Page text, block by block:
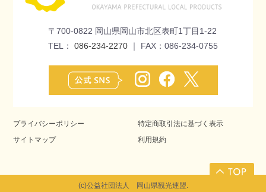
〒700-0822 岡山県岡山市北区表町1丁目1-22
TEL： 086-234-2270 ｜ FAX：086-234-0755
プライバシーポリシー
特定商取引法に基づく表示
サイトマップ
利用規約
(c)公益社団法人 岡山県観光連盟.